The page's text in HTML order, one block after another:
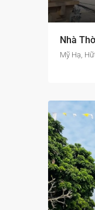
Nhà
Mỹ Hạ,